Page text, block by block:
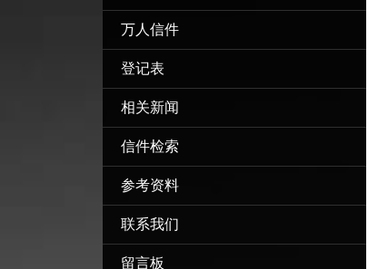
万人信件
登记表
相关新闻
信件检索
参考资料
联系我们
留言板